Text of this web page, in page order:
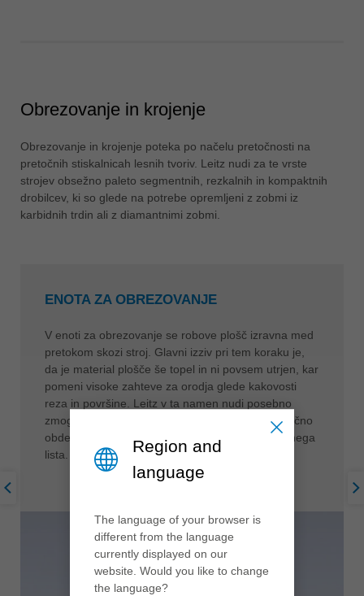
Obrezovanje in krojenje
Obrezovanje in krojenje poteka po načelu pretočnosti na
pretočnih stiskalnicah lesnih tvoriv. Leitz nudi za te vrste
strojev obsežno paleto segmentnih, rezkalnih in kompaktnih
drobilcev, ki so glede na potrebe opremljeni z zobmi iz
karbidnih trdin ali z diamantnimi zobmi.
ENOTA ZA OBREZOVANJE
V enoti za obrezovanje se robove plošč izravna med
pretokom skozi stroj. Glavni izziv pri tem koraku je,
da je material plošče še topel in ni povsem utrjen, kar
pomeni visoke zahteve za orodja glede kakovosti
reza in površine. Leitz v ta namen nudi posebno
zmogljive segmentne drobilce za vzdolžno in prečno
obdelavo, s ali brez predreznega krožnega žaginega
lista.
Region and
language
The language of your browser is
different from the language
currently displayed on our
website. Would you like to change
the language?